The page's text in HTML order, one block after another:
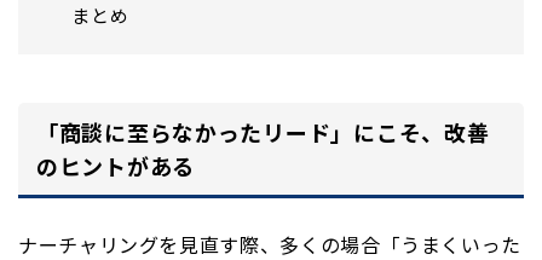
まとめ
「商談に至らなかったリード」にこそ、改善
のヒントがある
ナーチャリングを見直す際、多くの場合「うまくいった